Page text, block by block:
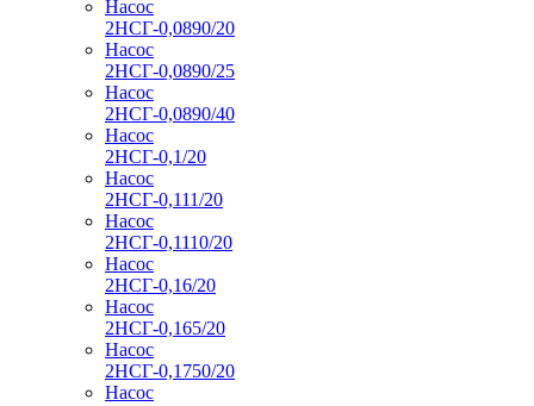
Насос
2НСГ-0,0890/20
Насос
2НСГ-0,0890/25
Насос
2НСГ-0,0890/40
Насос
2НСГ-0,1/20
Насос
2НСГ-0,111/20
Насос
2НСГ-0,1110/20
Насос
2НСГ-0,16/20
Насос
2НСГ-0,165/20
Насос
2НСГ-0,1750/20
Насос